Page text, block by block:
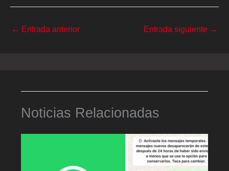
← Entrada anterior Entrada siguiente →
Noticias Relacionadas